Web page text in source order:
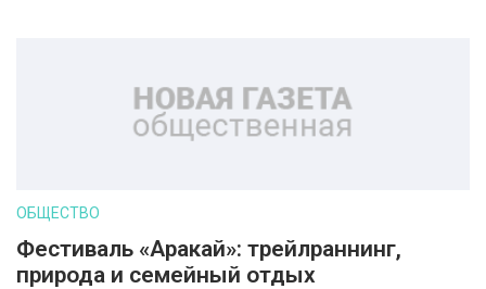
ОБЩЕСТВО
Фестиваль «Аракай»: трейлраннинг,
природа и семейный отдых